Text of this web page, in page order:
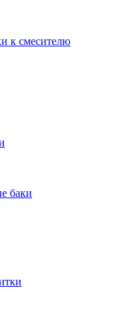
к смесителю
баки